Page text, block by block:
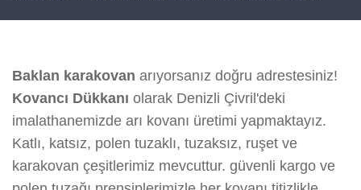
Baklan karakovan arıyorsanız doğru adrestesiniz!
Kovancı Dükkanı olarak Denizli Çivril'deki
imalathanemizde arı kovanı üretimi yapmaktayız.
Katlı, katsız, polen tuzaklı, tuzaksız, ruşet ve
karakovan çeşitlerimiz mevcuttur. güvenli kargo ve